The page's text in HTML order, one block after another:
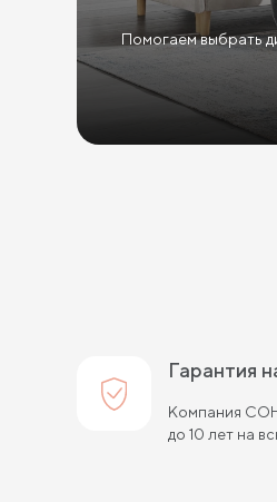
Помогаем выбрать
Гарантия
Компания
до 10 лет на